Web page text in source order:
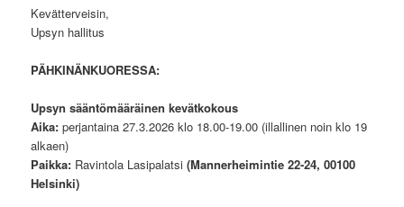
Kevätterveisin,
Upsyn hallitus
PÄHKINÄNKUORESSA:
Upsyn sääntömääräinen kevätkokous
Aika:perjantaina 27.3.2026 klo 18.00-19.00 (illallinen noin klo 19
alkaen)
Paikka: Ravintola Lasipalatsi(Mannerheimintie 22-24, 00100
Helsinki)